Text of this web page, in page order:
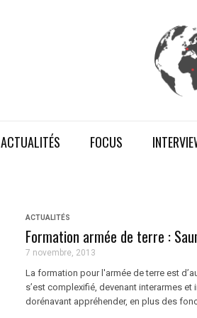
ACTUALITÉS FOCUS
ACTUALITÉS
Formation armée de terre :
7 novembre, 2013
La formation pour l'armée de terre est
s’est complexifié, devenant interarmes
dorénavant appréhender, en plus des